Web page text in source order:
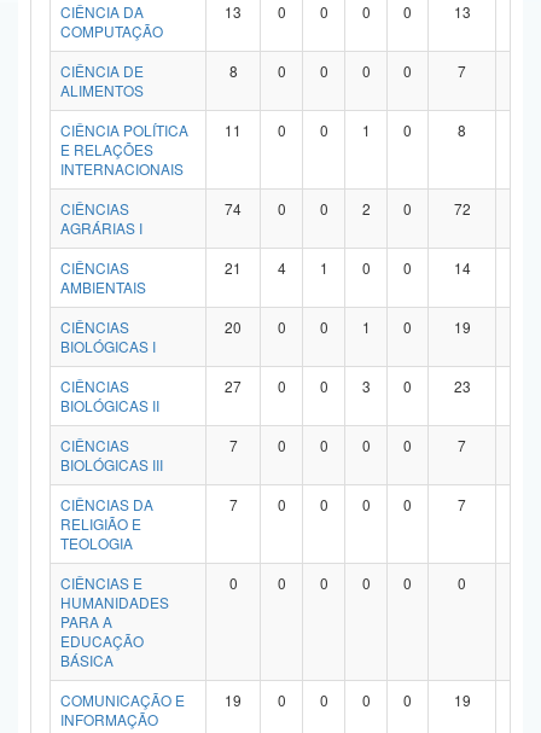
Banco Central do Brasil
CIÊNCIA DA
COMPUTAÇÃO
13 0 0 0 0 13
CIÊNCIA DE
ALIMENTOS
8 0 0 0 0 7
CIÊNCIA POLÍTICA
E RELAÇÕES
INTERNACIONAIS
11 0 0 1 0 8
CIÊNCIAS
AGRÁRIAS I
74 0 0 2 0 72
CIÊNCIAS
AMBIENTAIS
21 4 1 0 0 14
CIÊNCIAS
BIOLÓGICAS I
20 0 0 1 0 19
CIÊNCIAS
BIOLÓGICAS II
27 0 0 3 0 23
CIÊNCIAS
BIOLÓGICAS III
7 0 0 0 0 7
CIÊNCIAS DA
RELIGIÃO E
TEOLOGIA
7 0 0 0 0 7
CIÊNCIAS E
HUMANIDADES
PARA A
EDUCAÇÃO
BÁSICA
0 0 0 0 0 0
COMUNICAÇÃO E
INFORMAÇÃO
19 0 0 0 0 19